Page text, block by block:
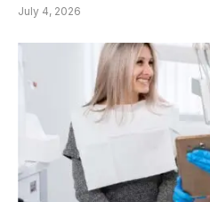
July 4, 2026